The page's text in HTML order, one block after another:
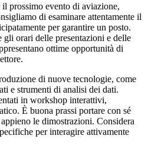
prossimo evento di aviazione,
di esaminare attentamente il
per garantire un posto.
orari delle presentazioni e delle
ottime opportunità di
di nuove tecnologie, come
e strumenti di analisi dei dati.
in workshop interattivi,
È buona prassi portare con sé
le dimostrazioni. Considera
per interagire attivamente